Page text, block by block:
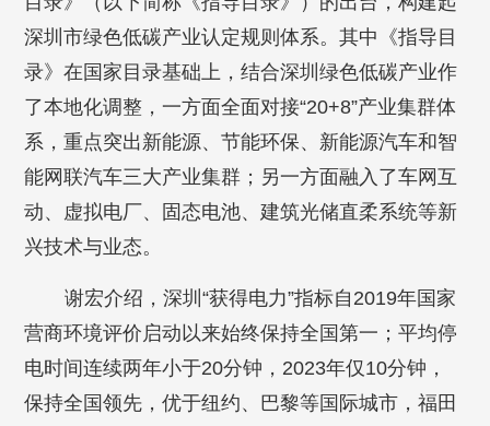
深圳市绿色低碳产业认定规则体系。其中《指导目
录》在国家目录基础上，结合深圳绿色低碳产业作
了本地化调整，一方面全面对接“20+8”产业集群体
系，重点突出新能源、节能环保、新能源汽车和智
能网联汽车三大产业集群；另一方面融入了车网互
动、虚拟电厂、固态电池、建筑光储直柔系统等新
兴技术与业态。
谢宏介绍，深圳“获得电力”指标自2019年国家
营商环境评价启动以来始终保持全国第一；平均停
电时间连续两年小于20分钟，2023年仅10分钟，
保持全国领先，优于纽约、巴黎等国际城市，福田